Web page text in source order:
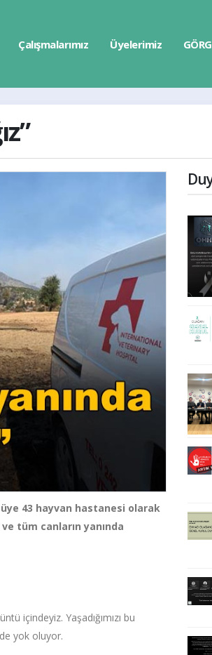
Çalışmalarımız Üyelerimiz
43 hayvan hastanesi olarak
tüm canların yanında
içindeyiz. Yaşadığımızı bu
yok oluyor.